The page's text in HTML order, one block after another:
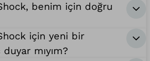
benim için doğru
için yeni bir
mıyım?